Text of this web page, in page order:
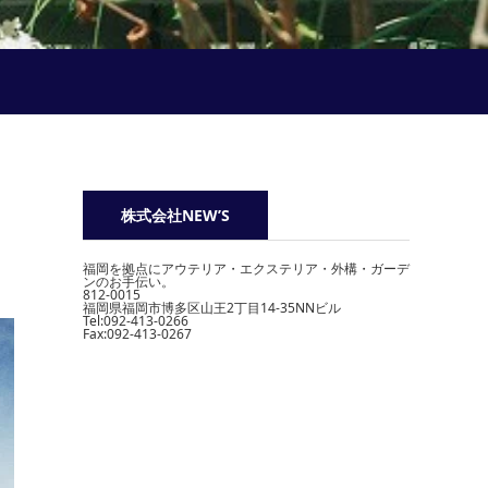
株式会社NEW’S
福岡を拠点にアウテリア・エクステリア・外構・ガーデ
ンのお手伝い。
812-0015
福岡県福岡市博多区山王2丁目14-35NNビル
Tel:092-413-0266
Fax:092-413-0267